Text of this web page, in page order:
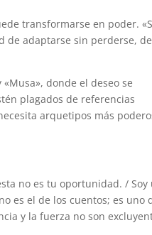
transformarse en poder.
de adaptarse sin perderse, de
donde el deseo se
plagados de referencias
arquetipos más
no es tu oportunidad. / Soy
es el de los cuentos; es uno
y la fuerza no son